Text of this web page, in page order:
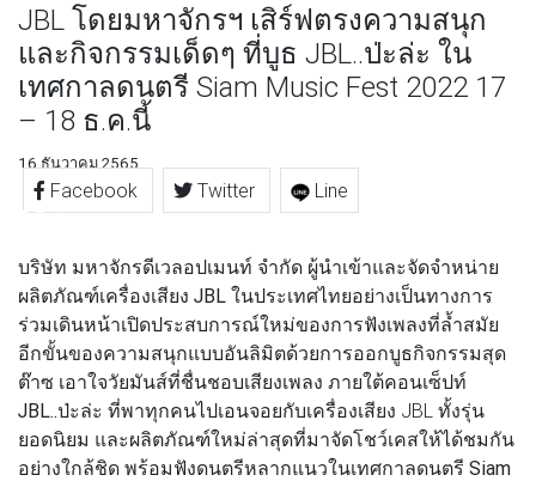
JBL โดยมหาจักรฯ เสิร์ฟตรงความสนุก
และกิจกรรมเด็ดๆ ที่บูธ JBL..ป่ะล่ะ ใน
เทศกาลดนตรี Siam Music Fest 2022 17
– 18 ธ.ค.นี้
16 ธันวาคม 2565
Facebook Twitter Line
บริษัท มหาจักรดีเวลอปเมนท์ จำกัด ผู้นําเข้าและจัดจำหน่าย
ผลิตภัณฑ์เครื่องเสียง JBL ในประเทศไทยอย่างเป็นทางการ
ร่วมเดินหน้าเปิดประสบการณ์ใหม่ของการฟังเพลงที่ล้ำสมัย
อีกขั้นของความสนุกแบบอันลิมิตด้วยการออกบูธกิจกรรมสุด
ต๊าซ เอาใจวัยมันส์ที่ชื่นชอบเสียงเพลง ภายใต้คอนเซ็ปท์
JBL..ป่ะล่ะ ที่พาทุกคนไปเอนจอยกับเครื่องเสียง JBL ทั้งรุ่น
ยอดนิยม และผลิตภัณฑ์ใหม่ล่าสุดที่มาจัดโชว์เคสให้ได้ชมกัน
อย่างใกล้ชิด พร้อมฟังดนตรีหลากแนวในเทศกาลดนตรี Siam